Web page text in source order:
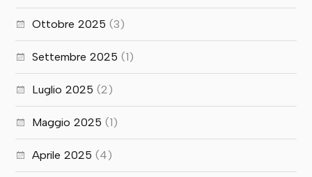
Ottobre 2025 (3)
Settembre 2025 (1)
Luglio 2025 (2)
Maggio 2025 (1)
Aprile 2025 (4)